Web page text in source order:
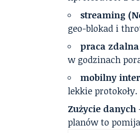
streaming
geo-blokad i
praca zdalna
w godzinach
mobilny
lekkie protokoły.
Zużycie danych
planów to